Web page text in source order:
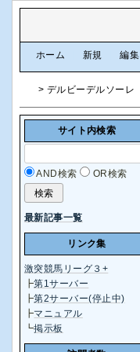
ホーム 新規 編集
> デルビーデルソーレ
サイト内検索
AND検索 OR検索
最新記事一覧
リンク集
激突競馬リーグ３+
┣第1サーバー
┣第2サーバー(停止中)
┣マニュアル
┗掲示板